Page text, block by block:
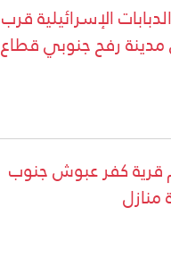
الإسرائيلية قرب
رفح جنوبي قطاع
قرية كفر عبوش جنوب